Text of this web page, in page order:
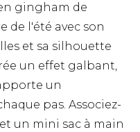
gingham de
de l'été avec son
et sa silhouette
un effet galbant,
un
pas. Associez-
un mini sac à main